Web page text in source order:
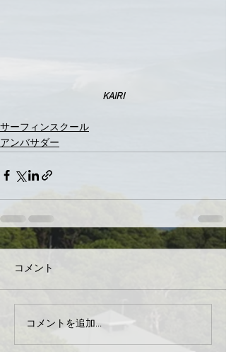
KAIRI
サーフィンスクール
アンバサダー
コメント
コメントを追加…